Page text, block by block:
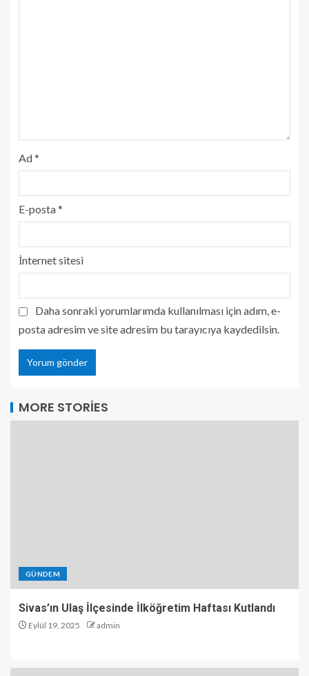
Ad*
E-posta*
İnternet sitesi
Daha sonraki yorumlarımda kullanılması için adım, e-
posta adresim ve site adresim bu tarayıcıya kaydedilsin.
MORE STORIES
GÜNDEM
Sivas’ın Ulaş İlçesinde İlköğretim Haftası Kutlandı
Eylül 19, 2025 admin